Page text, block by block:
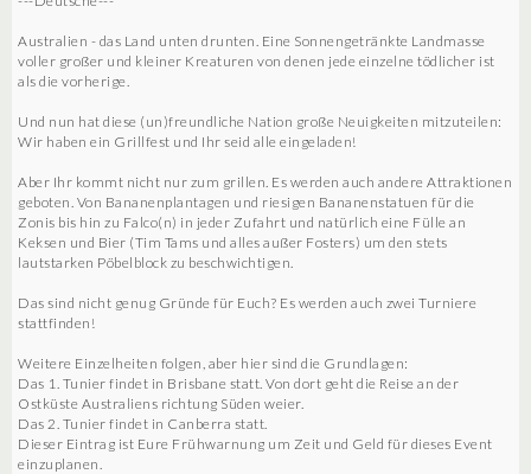
Australien - das Land unten drunten. Eine Sonnengetränkte Landmasse
voller großer und kleiner Kreaturen von denen jede einzelne tödlicher ist
als die vorherige.
Und nun hat diese (un)freundliche Nation große Neuigkeiten mitzuteilen:
Wir haben ein Grillfest und Ihr seid alle eingeladen!
Aber Ihr kommt nicht nur zum grillen. Es werden auch andere Attraktionen
geboten. Von Bananenplantagen und riesigen Bananenstatuen für die
Zonis bis hin zu Falco(n) in jeder Zufahrt und natürlich eine Fülle an
Keksen und Bier (Tim Tams und alles außer Fosters) um den stets
lautstarken Pöbelblock zu beschwichtigen.
Das sind nicht genug Gründe für Euch? Es werden auch zwei Turniere
stattfinden!
Weitere Einzelheiten folgen, aber hier sind die Grundlagen:
Das 1. Tunier findet in Brisbane statt. Von dort geht die Reise an der
Ostküste Australiens richtung Süden weier.
Das 2. Tunier findet in Canberra statt.
Dieser Eintrag ist Eure Frühwarnung um Zeit und Geld für dieses Event
einzuplanen.